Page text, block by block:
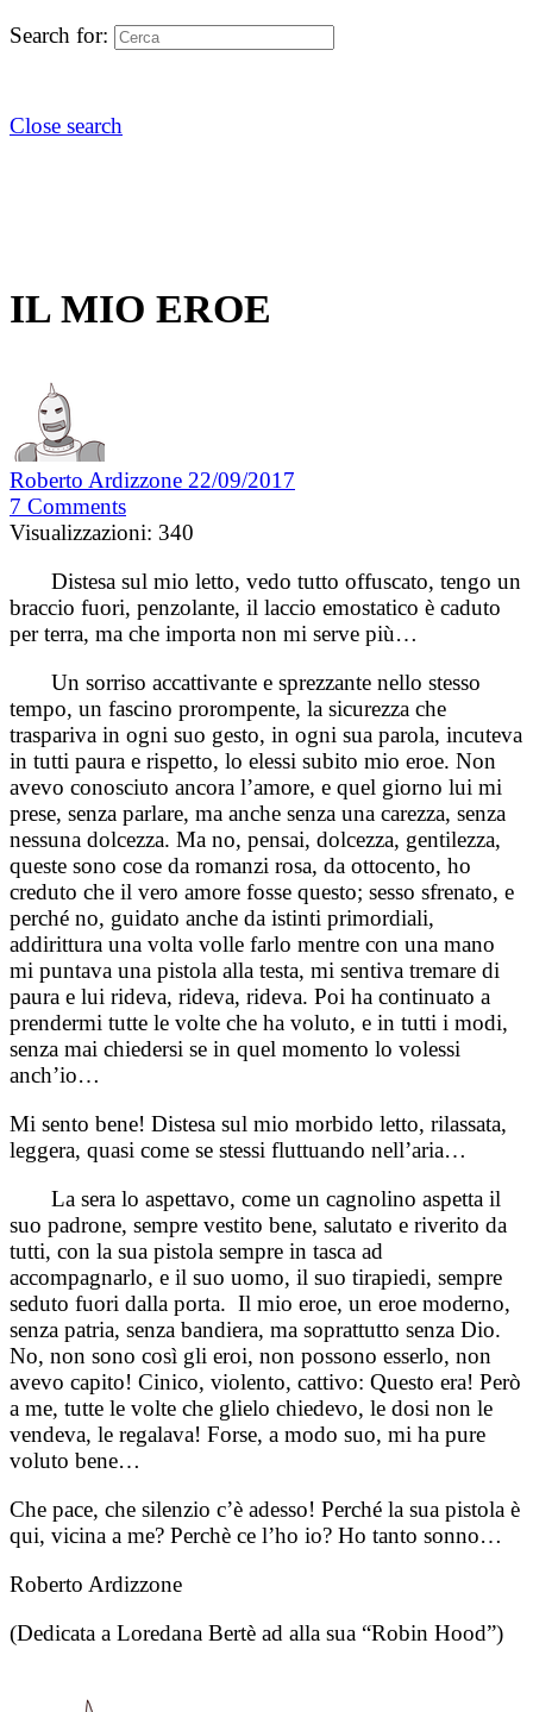
Search for:
Close search
IL MIO EROE
Roberto Ardizzone 22/09/2017
7 Comments
Visualizzazioni: 340
Distesa sul mio letto, vedo tutto offuscato, tengo un
braccio fuori, penzolante, il laccio emostatico è caduto
per terra, ma che importa non mi serve più…
Un sorriso accattivante e sprezzante nello stesso
tempo, un fascino prorompente, la sicurezza che
traspariva in ogni suo gesto, in ogni sua parola, incuteva
in tutti paura e rispetto, lo elessi subito mio eroe. Non
avevo conosciuto ancora l’amore, e quel giorno lui mi
prese, senza parlare, ma anche senza una carezza, senza
nessuna dolcezza. Ma no, pensai, dolcezza, gentilezza,
queste sono cose da romanzi rosa, da ottocento, ho
creduto che il vero amore fosse questo; sesso sfrenato, e
perché no, guidato anche da istinti primordiali,
addirittura una volta volle farlo mentre con una mano
mi puntava una pistola alla testa, mi sentiva tremare di
paura e lui rideva, rideva, rideva. Poi ha continuato a
prendermi tutte le volte che ha voluto, e in tutti i modi,
senza mai chiedersi se in quel momento lo volessi
anch’io…
Mi sento bene! Distesa sul mio morbido letto, rilassata,
leggera, quasi come se stessi fluttuando nell’aria…
La sera lo aspettavo, come un cagnolino aspetta il
suo padrone, sempre vestito bene, salutato e riverito da
tutti, con la sua pistola sempre in tasca ad
accompagnarlo, e il suo uomo, il suo tirapiedi, sempre
seduto fuori dalla porta. Il mio eroe, un eroe moderno,
senza patria, senza bandiera, ma soprattutto senza Dio.
No, non sono così gli eroi, non possono esserlo, non
avevo capito! Cinico, violento, cattivo: Questo era! Però
a me, tutte le volte che glielo chiedevo, le dosi non le
vendeva, le regalava! Forse, a modo suo, mi ha pure
voluto bene…
Che pace, che silenzio c’è adesso! Perché la sua pistola è
qui, vicina a me? Perchè ce l’ho io? Ho tanto sonno…
Roberto Ardizzone
(Dedicata a Loredana Bertè ad alla sua “Robin Hood”)